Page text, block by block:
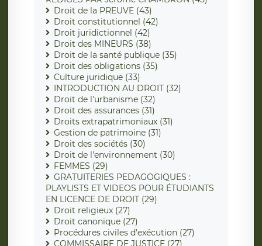
Droit de la PREUVE (43)
Droit constitutionnel (42)
Droit juridictionnel (42)
Droit des MINEURS (38)
Droit de la santé publique (35)
Droit des obligations (35)
Culture juridique (33)
INTRODUCTION AU DROIT (32)
Droit de l'urbanisme (32)
Droit des assurances (31)
Droits extrapatrimoniaux (31)
Gestion de patrimoine (31)
Droit des sociétés (30)
Droit de l'environnement (30)
FEMMES (29)
GRATUITERIES PEDAGOGIQUES :
PLAYLISTS ET VIDEOS POUR ÉTUDIANTS
EN LICENCE DE DROIT (29)
Droit religieux (27)
Droit canonique (27)
Procédures civiles d'exécution (27)
COMMISSAIRE DE JUSTICE (27)